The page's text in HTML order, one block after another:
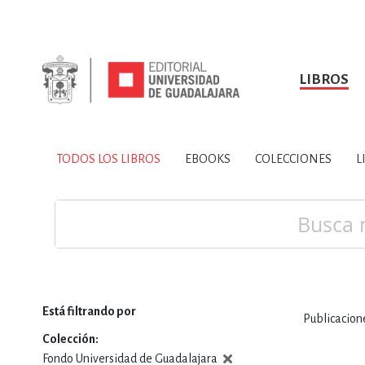
LIBROS
TODOS LOS LIBROS
SOBRE NOSOTROS HISTORIA
CIENCIAS DE LA
TODOS LOS LIBROS EBOOKS COLECCIONES
Está filtrando por
Colección
Fondo Universidad de Guadalajara